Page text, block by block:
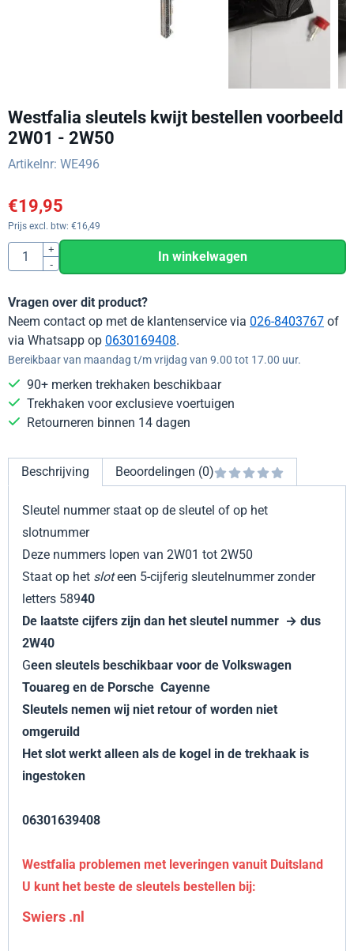
Westfalia sleutels kwijt bestellen voorbeeld
2W01 - 2W50
Artikelnr: WE496
€19,95
Prijs excl. btw: €16,49
Aantal
+
-
In winkelwagen
Vragen over dit product?
Neem contact op met de klantenservice via 026-8403767 of
via Whatsapp op 0630169408.
Bereikbaar van maandag t/m vrijdag van 9.00 tot 17.00 uur.
90+ merken trekhaken beschikbaar
Trekhaken voor exclusieve voertuigen
Retourneren binnen 14 dagen
Beschrijving Beoordelingen (0)
Sleutel nummer staat op de sleutel of op het
slotnummer
Deze nummers lopen van 2W01 tot 2W50
Staat op het sloteen 5-cijferig sleutelnummer zonder
letters 58940
De laatste cijfers zijn dan het sleutel nummer → dus
2W40
Geen sleutels beschikbaar voor de Volkswagen
Touareg en de Porsche Cayenne
Sleutels nemen wij niet retour of worden niet
omgeruild
Het slot werkt alleen als de kogel in de trekhaak is
ingestoken
06301639408
Westfalia problemen met leveringen vanuit Duitsland
U kunt het beste de sleutels bestellen bij:
Swiers .nl